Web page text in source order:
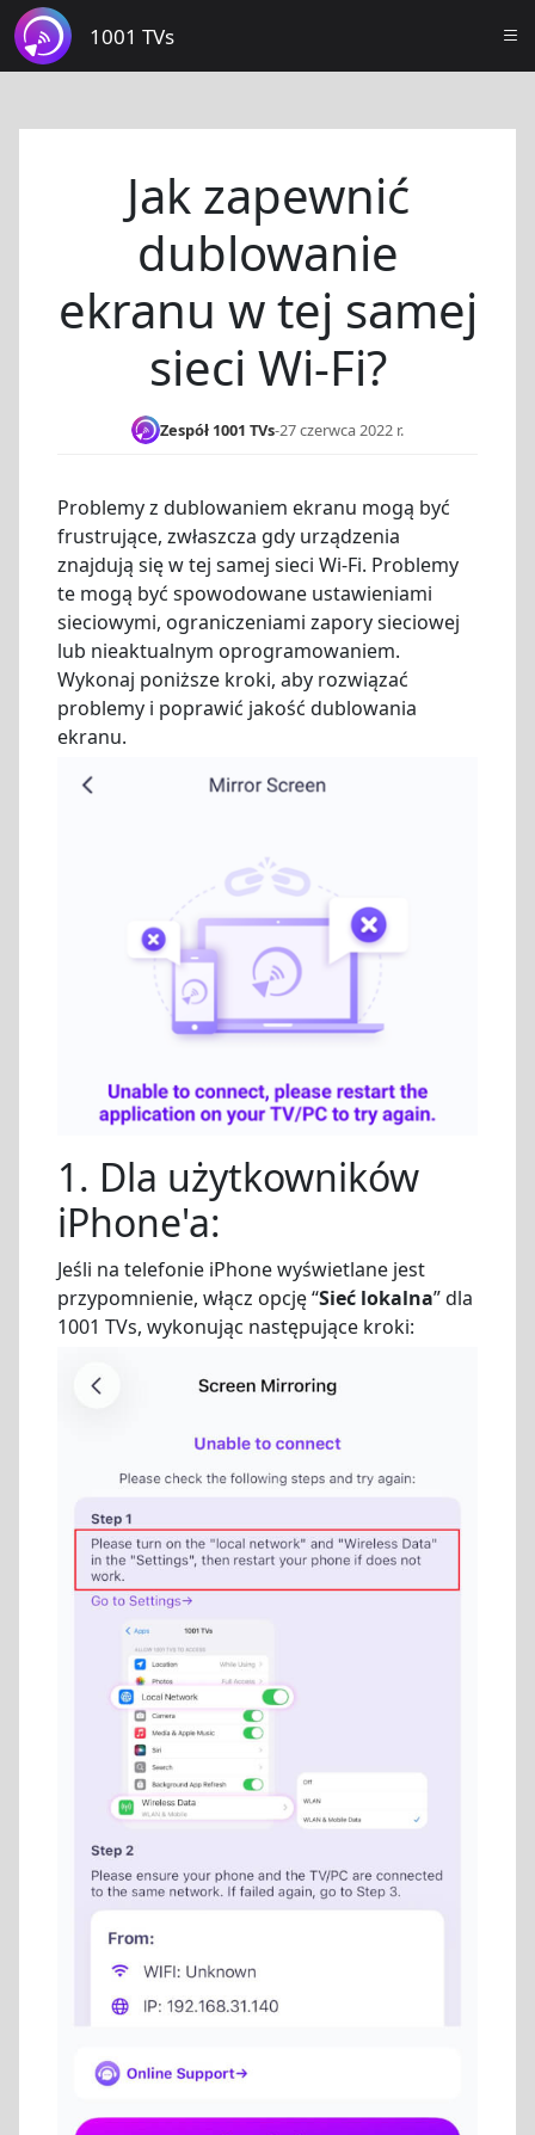
1001 TVs
Jak zapewnić
dublowanie
ekranu w tej samej
sieci Wi-Fi?
Zespół 1001 TVs-27 czerwca 2022 r.
Problemy z dublowaniem ekranu mogą być
frustrujące, zwłaszcza gdy urządzenia
znajdują się w tej samej sieci Wi-Fi. Problemy
te mogą być spowodowane ustawieniami
sieciowymi, ograniczeniami zapory sieciowej
lub nieaktualnym oprogramowaniem.
Wykonaj poniższe kroki, aby rozwiązać
problemy i poprawić jakość dublowania
ekranu.
1. Dla użytkowników
iPhone'a:
Jeśli na telefonie iPhone wyświetlane jest
przypomnienie, włącz opcję “Sieć lokalna” dla
1001 TVs, wykonując następujące kroki: